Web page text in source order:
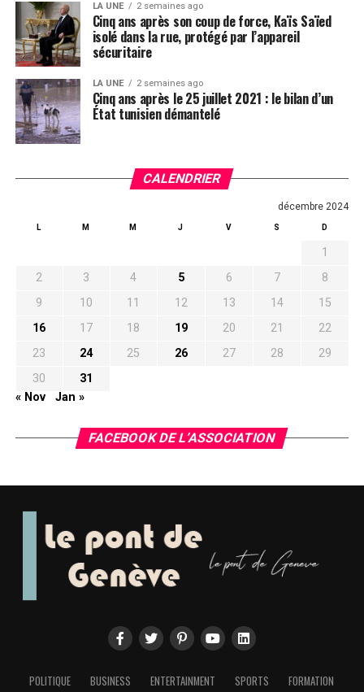
LA UNE 2 semaines ago
Cinq ans après son coup de force, Kaïs Saïed
isolé dans la rue, protégé par l’appareil
sécuritaire
LA UNE 2 semaines ago
Cinq ans après le 25 juillet 2021 : le bilan d’un
État tunisien démantelé
CALENDRIER
décembre 2024
L M M J V S D
1
2
3 4 5 6 7
8
9
10 11 12 13 14
15
16
17 18 19 20 21
22
23
24 25 26 27 28
29
30
31
« Nov
Jan »
FACEBOOK DE L’ASSOCIATION
POLITIQUE BUSINESS ENTERTAINMENT SPORTS FORMATION